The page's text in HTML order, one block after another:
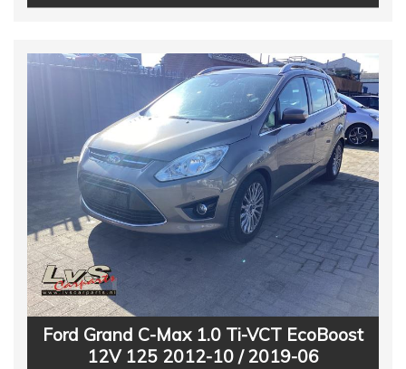
Ford Grand C-Max 1.0 Ti-VCT EcoBoost
12V 125 2012-10 / 2019-06